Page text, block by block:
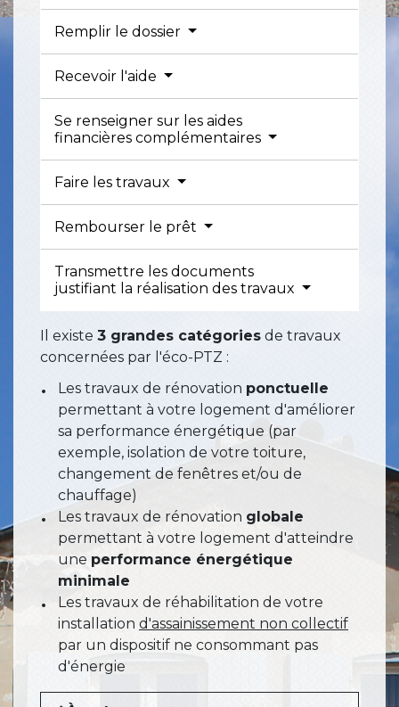
Remplir le dossier
Recevoir l'aide
Se renseigner sur les aides
financières complémentaires
Faire les travaux
Rembourser le prêt
Transmettre les documents
justifiant la réalisation des travaux
Il existe 3 grandes catégories de travaux
concernées par l'éco-PTZ :
Les travaux de rénovation ponctuelle
permettant à votre logement d'améliorer
sa performance énergétique (par
exemple, isolation de votre toiture,
changement de fenêtres et/ou de
chauffage)
Les travaux de rénovation globale
permettant à votre logement d'atteindre
une performance énergétique
minimale
Les travaux de réhabilitation de votre
installation d'assainissement non collectif
par un dispositif ne consommant pas
d'énergie